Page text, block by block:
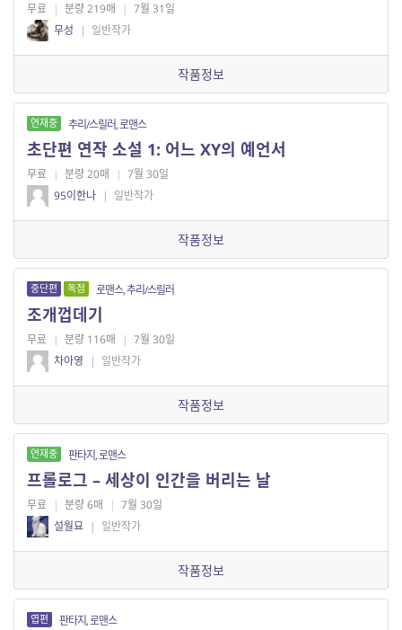
무료 | 분량 219매 | 7월 31일
무성
| 일반작가
작품정보
연재중 추리/스릴러, 로맨스
초단편 연작 소설 1: 어느 XY의 예언서
무료 | 분량 20매 | 7월 30일
95이한나 | 일반작가
작품정보
중단편 독점 로맨스, 추리/스릴러
조개껍데기
무료 | 분량 116매 | 7월 30일
차아영
| 일반작가
작품정보
연재중 판타지, 로맨스
프롤로그 – 세상이 인간을 버리는 날
무료 | 분량 6매 | 7월 30일
설월묘 | 일반작가
작품정보
엽편 판타지, 로맨스